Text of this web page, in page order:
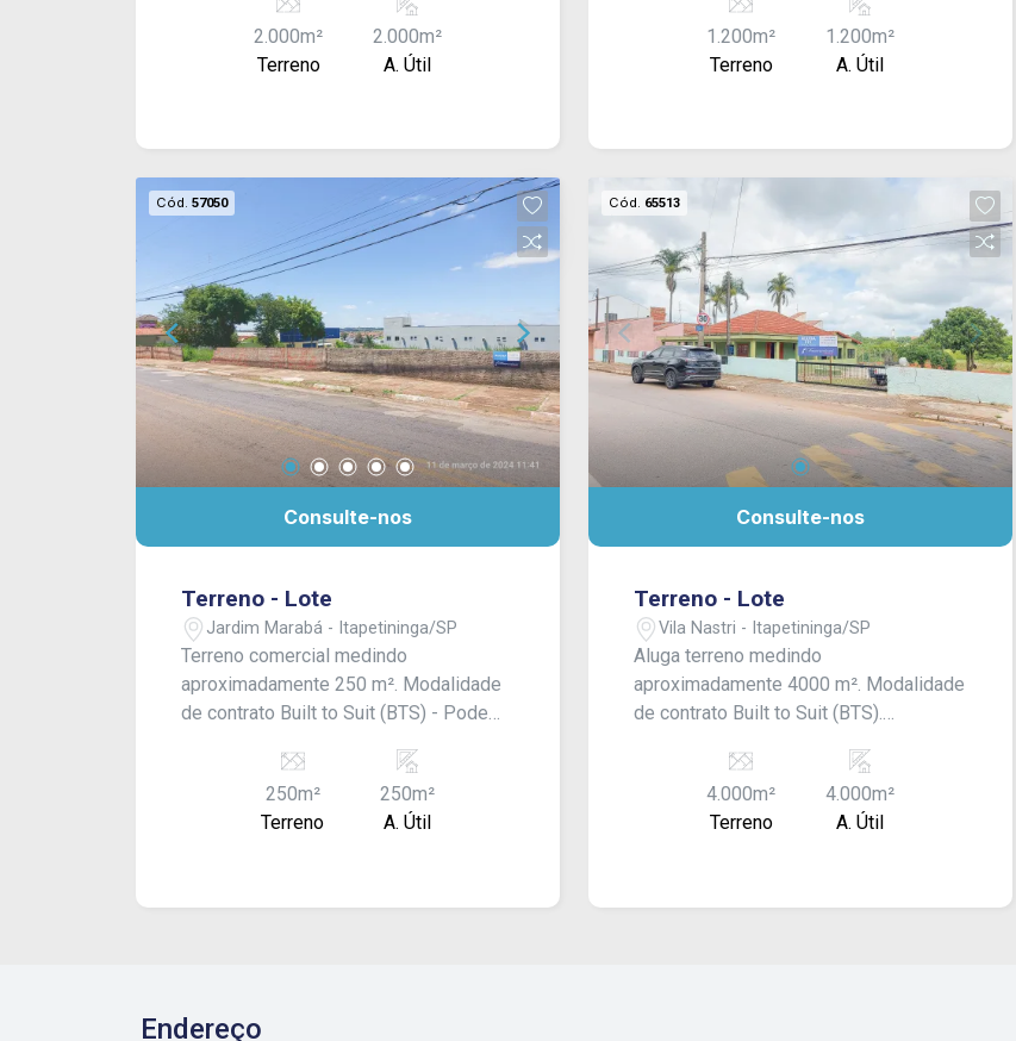
2.000m²
Terreno
2.000m²
A. Útil
com a necessidade do cliente. Valor à
combinar. Consulte-nos!
1.200m²
Terreno
1.200m²
A. Útil
Cód. 57050
Consulte-nos
Terreno - Lote
Jardim Marabá - Itapetininga/SP
Terreno comercial medindo
aproximadamente 250 m². Modalidade
de contrato Built to Suit (BTS) - Pode
necessidade do cliente. Valor à
combinar. Consulte-nos!
250m²
Terreno
250m²
A. Útil
Cód. 65513
Consulte-nos
Terreno - Lote
Vila Nastri - Itapetininga/SP
Aluga terreno medindo
aproximadamente 4000 m². Modalidade
de contrato Built to Suit (BTS).
Nastri II, o imóvel possui fácil acesso à
Rodovia Raposo Tavares e está
estrategicamente posicionado ao lado
comercial. Valor à combinar. Consulte-
4.000m²
Terreno
4.000m²
A. Útil
Endereço